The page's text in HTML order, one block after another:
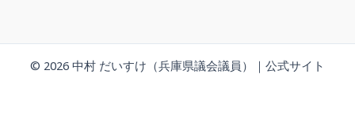
© 2026 中村 だいすけ（兵庫県議会議員）｜公式サイト